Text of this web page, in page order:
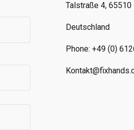
Talstraße 4,
Deutschland
Phone: +49 (0)